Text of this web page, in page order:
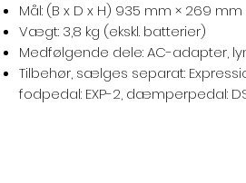
Mål: (B x D x H) 935 mm × 269
Vægt: 3,8 kg (ekskl. batterier)
Medfølgende dele: AC-adapter,
Tilbehør, sælges separat:
fodpedal: EXP-2, dæmperpedal: